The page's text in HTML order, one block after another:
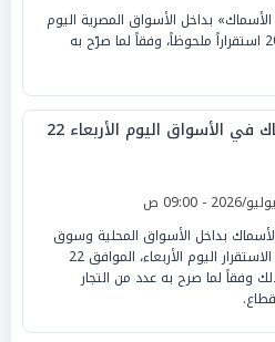
بداخل الأسواق المصرية اليوم
الأحد 26-7-2026 استقراراً ملحوظاً، وفقاً لما صرّح به
أسعار الأسماك في الأسواق اليوم الأربعاء 22
بداخل الأسواق المحلية وسوق
الجملة حالة من الاستقرار اليوم الأربعاء، الموافق 22
2026، وذلك وفقاً لما صرح به عدد من التجار